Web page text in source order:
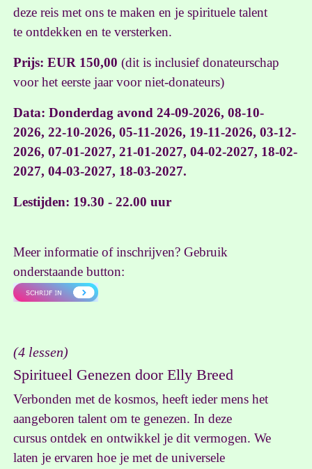
deze reis met ons te maken en je spirituele talent
te ontdekken en te versterken.
Prijs: EUR 150,00(dit is inclusief donateurschap
voor het eerste jaar voor niet-donateurs)
Data: Donderdag avond 24-09-2026, 08-10-
2026, 22-10-2026, 05-11-2026, 19-11-2026, 03-12-
2026, 07-01-2027, 21-01-2027, 04-02-2027, 18-02-
2027, 04-03-2027, 18-03-2027.
Lestijden: 19.30 - 22.00 uur
Meer informatie of inschrijven? Gebruik
onderstaande button:
(4 lessen)
Spiritueel Genezen door Elly Breed
Verbonden met de kosmos, heeft ieder mens het
aangeboren talent om te genezen. In deze
cursus ontdek en ontwikkel je dit vermogen. We
laten je ervaren hoe je met de universele